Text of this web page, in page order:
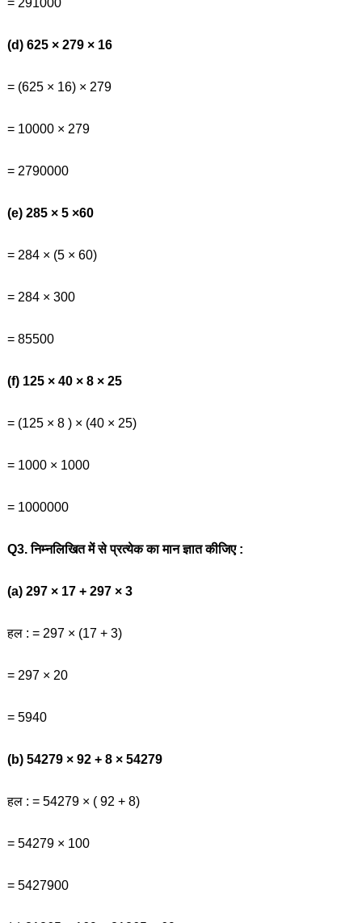
= 291000
(d) 625 × 279 × 16
= (625 × 16) × 279
= 10000 × 279
= 2790000
(e) 285 × 5 ×60
= 284 × (5 × 60)
= 284 × 300
= 85500
(f) 125 × 40 × 8 × 25
= (125 × 8 ) × (40 × 25)
= 1000 × 1000
= 1000000
Q3. निम्नलिखित में से प्रत्येक का मान ज्ञात कीजिए :
(a) 297 × 17 + 297 × 3
हल : = 297 × (17 + 3)
= 297 × 20
= 5940
(b) 54279 × 92 + 8 × 54279
हल : = 54279 × ( 92 + 8)
= 54279 × 100
= 5427900